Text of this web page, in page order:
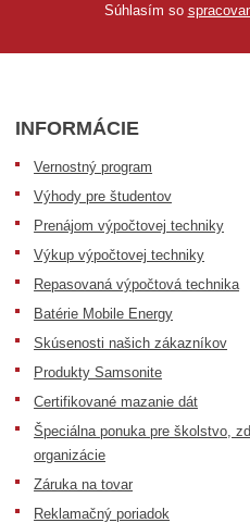
Súhlasím so
INFORMÁCIE
Vernostný program
Výhody pre študentov
Prenájom výpočtovej techniky
Výkup výpočtovej techniky
Repasovaná výpočtová technika
Batérie Mobile Energy
Skúsenosti našich zákazníkov
Produkty Samsonite
Certifikované mazanie dát
Špeciálna ponuka pre školstvo,
organizácie
Záruka na tovar
Reklamačný poriadok